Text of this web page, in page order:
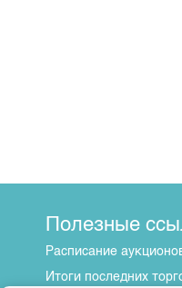
Полезные
Расписание
Итоги последних